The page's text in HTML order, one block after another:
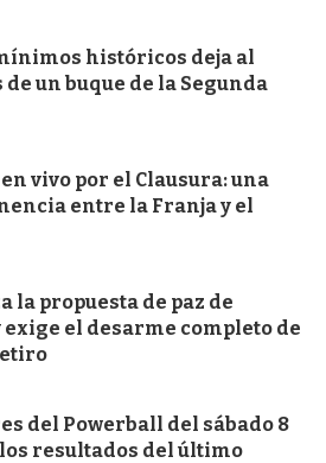
históricos deja al
un buque de la Segunda
vivo por el Clausura: una
entre la Franja y el
la propuesta de paz de
exige el desarme completo de
del Powerball del sábado 8
los resultados del último